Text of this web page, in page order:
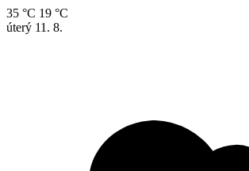
35 °C 19 °C
úterý 11. 8.